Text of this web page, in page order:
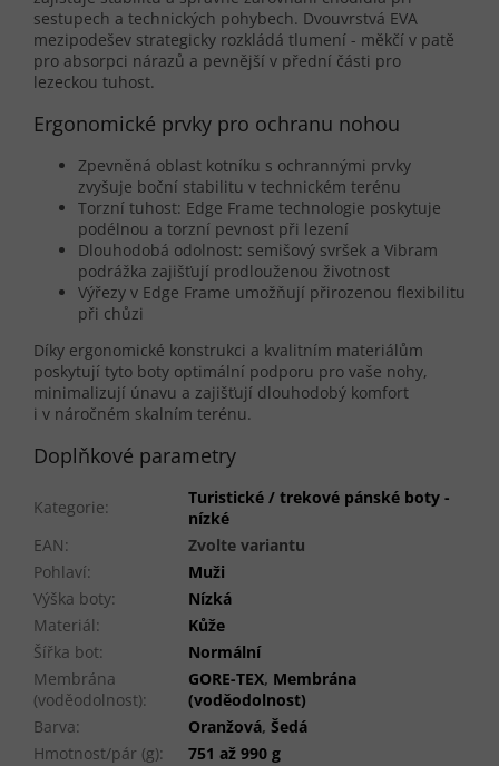
sestupech a technických pohybech. Dvouvrstvá EVA
mezipodešev strategicky rozkládá tlumení - měkčí v patě
pro absorpci nárazů a pevnější v přední části pro
lezeckou tuhost.
Ergonomické prvky pro ochranu nohou
Zpevněná oblast kotníku s ochrannými prvky
zvyšuje boční stabilitu v technickém terénu
Torzní tuhost: Edge Frame technologie poskytuje
podélnou a torzní pevnost při lezení
Dlouhodobá odolnost: semišový svršek a Vibram
podrážka zajišťují prodlouženou životnost
Výřezy v Edge Frame umožňují přirozenou flexibilitu
při chůzi
Díky ergonomické konstrukci a kvalitním materiálům
poskytují tyto boty optimální podporu pro vaše nohy,
minimalizují únavu a zajišťují dlouhodobý komfort
i v náročném skalním terénu.
Doplňkové parametry
Kategorie:
Turistické / trekové pánské boty -
nízké
EAN:
Zvolte variantu
Pohlaví:
Muži
Výška boty:
Nízká
Materiál:
Kůže
Šířka bot:
Normální
Membrána
(voděodolnost):
GORE-TEX, Membrána
(voděodolnost)
Barva: Oranžová, Šedá
Hmotnost/pár (g):
751 až 990 g